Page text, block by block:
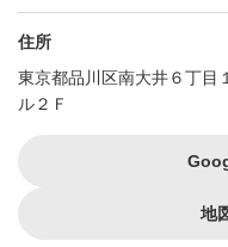
住所
東京都品川区南大井６丁
ル２Ｆ
地